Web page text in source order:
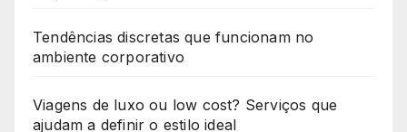
Tendências discretas que funcionam no
ambiente corporativo
Viagens de luxo ou low cost? Serviços que
ajudam a definir o estilo ideal